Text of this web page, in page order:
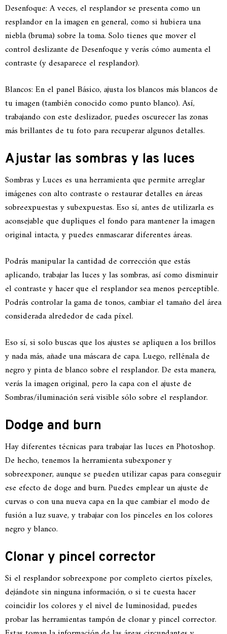
Desenfoque: A veces, el resplandor se presenta como un
resplandor en la imagen en general, como si hubiera una
niebla (bruma) sobre la toma. Solo tienes que mover el
control deslizante de Desenfoque y verás cómo aumenta el
contraste (y desaparece el resplandor).
Blancos: En el panel Básico, ajusta los blancos más blancos de
tu imagen (también conocido como punto blanco). Así,
trabajando con este deslizador, puedes oscurecer las zonas
más brillantes de tu foto para recuperar algunos detalles.
Ajustar las sombras y las luces
Sombras y Luces es una herramienta que permite arreglar
imágenes con alto contraste o restaurar detalles en áreas
sobreexpuestas y subexpuestas. Eso sí, antes de utilizarla es
aconsejable que dupliques el fondo para mantener la imagen
original intacta, y puedes enmascarar diferentes áreas.
Podrás manipular la cantidad de corrección que estás
aplicando, trabajar las luces y las sombras, así como disminuir
el contraste y hacer que el resplandor sea menos perceptible.
Podrás controlar la gama de tonos, cambiar el tamaño del área
considerada alrededor de cada píxel.
Eso sí, si solo buscas que los ajustes se apliquen a los brillos
y nada más, añade una máscara de capa. Luego, rellénala de
negro y pinta de blanco sobre el resplandor. De esta manera,
verás la imagen original, pero la capa con el ajuste de
Sombras/iluminación será visible sólo sobre el resplandor.
Dodge and burn
Hay diferentes técnicas para trabajar las luces en Photoshop.
De hecho, tenemos la herramienta subexponer y
sobreexponer, aunque se pueden utilizar capas para conseguir
ese efecto de doge and burn. Puedes emplear un ajuste de
curvas o con una nueva capa en la que cambiar el modo de
fusión a luz suave, y trabajar con los pinceles en los colores
negro y blanco.
Clonar y pincel corrector
Si el resplandor sobreexpone por completo ciertos píxeles,
dejándote sin ninguna información, o si te cuesta hacer
coincidir los colores y el nivel de luminosidad, puedes
probar las herramientas tampón de clonar y pincel corrector.